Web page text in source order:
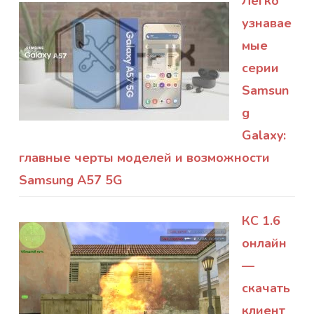
узнавае
мые
серии
Samsun
g
Galaxy:
главные черты моделей и возможности
Samsung A57 5G
КС 1.6
онлайн
—
скачать
клиент